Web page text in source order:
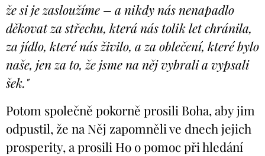
že si je zasloužíme – a nikdy nás nenapadlo
děkovat za střechu, která nás tolik let chránila,
za jídlo, které nás živilo, a za oblečení, které bylo
naše, jen za to, že jsme na něj vybrali a vypsali
šek."
Potom společně pokorně prosili Boha, aby jim
odpustil, že na Něj zapomněli ve dnech jejich
prosperity, a prosili Ho o pomoc při hledání